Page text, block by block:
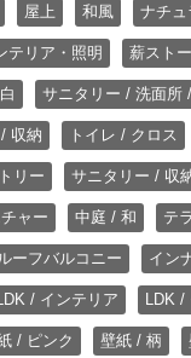
屋上 和風 ナチュ
テリア・照明 薪スト
サニタリー / 洗面所
収納 トイレ / クロス
リー サニタリー / 収
ャー 中庭 / 和 テ
ルーフバルコニー イン
/ インテリア LDK /
/ ピンク 壁紙 / 柄